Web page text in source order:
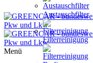
Austauschfilter
Filterreinigung
Menü